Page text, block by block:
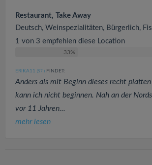
Restaurant, Take Away
Deutsch, Weinspezialitäten, Bürgerlich,
1 von 3 empfehlen diese Location
33%
ERIKA11 (57 ) FINDET:
Anders als mit Beginn dieses recht platten
kann ich nicht beginnen. Nah an der
vor 11 Jahren...
mehr lesen